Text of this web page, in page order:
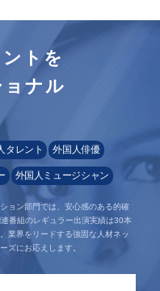
トを
ナル
タレント 外国人俳優
外国人ミュージシャン
ョン部門では、安心感のある的確
番組のレギュラー出演実績は30本
業界をリードする強固な人材ネッ
ズにお応えします。